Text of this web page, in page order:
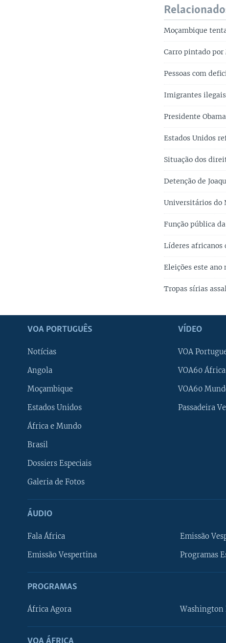
Moçambique
Carro pintado
Pessoas com
Imigrantes
Presidente
Estados Unidos
Situação dos
Detenção de
Universitários do
Função pública
Líderes africanos
Eleições este
Tropas sírias
VOA PORTUGUÊS
Notícias
Angola
Moçambique
Estados Unidos
África e Mundo
Brasil
Dossiers Especiais
Galeria de Fotos
VÍDEO
VOA
VOA60 África
VOA60
Passadeira
ÁUDIO
Fala África
Emissão Vespertina
Emissão
Programas
PROGRAMAS
África Agora Washington